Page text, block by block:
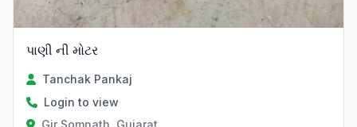
પાણી ની મોટર
Tanchak Pankaj
Login to view